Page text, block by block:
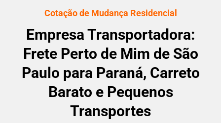
Cotação de Mudança Residencial
Empresa Transportadora:
Frete Perto de Mim de São
Paulo para Paraná, Carreto
Barato e Pequenos
Transportes